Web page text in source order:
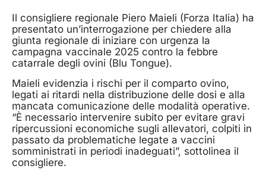
Il consigliere regionale Piero Maieli (Forza Italia) ha
presentato un’interrogazione per chiedere alla
giunta regionale di iniziare con urgenza la
campagna vaccinale 2025 contro la febbre
catarrale degli ovini (Blu Tongue).
Maieli evidenzia i rischi per il comparto ovino,
legati ai ritardi nella distribuzione delle dosi e alla
mancata comunicazione delle modalità operative.
“È necessario intervenire subito per evitare gravi
ripercussioni economiche sugli allevatori, colpiti in
passato da problematiche legate a vaccini
somministrati in periodi inadeguati”, sottolinea il
consigliere.